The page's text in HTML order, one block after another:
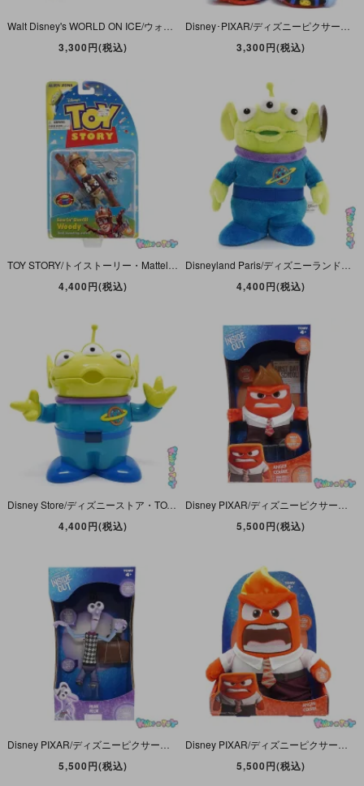
3,300円(税込) 3,300円(税込)
4,400円(税込) 4,400円(税込)
Disney Store/ディズニーストア・TOY STORY/トイストーリー・お菓子ケース＆貯金箱/Coinbank・Galactic Alliance「リトルグリーンメン/エイリアン」
4,400円(税込) 5,500円(税込)
5,500円(税込) 5,500円(税込)